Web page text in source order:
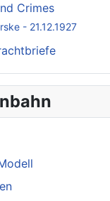
Crimes
- 21.12.1927